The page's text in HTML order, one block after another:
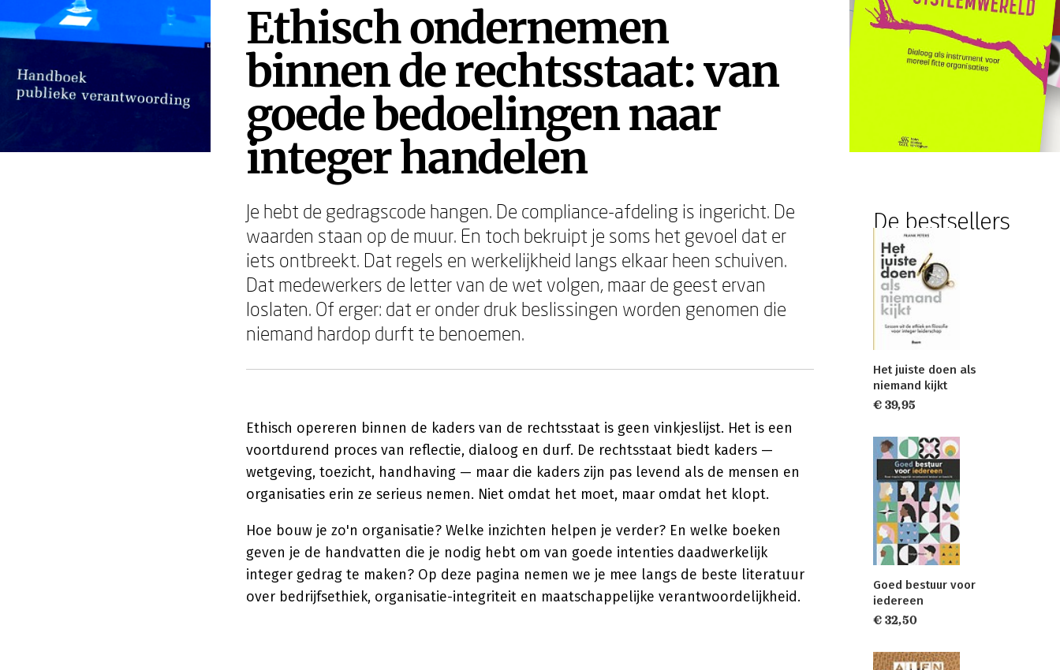
Ethisch ondernemen
binnen de rechtsstaat: van
goede bedoelingen naar
integer handelen
Je hebt de gedragscode hangen. De compliance-afdeling is ingericht. De
waarden staan op de muur. En toch bekruipt je soms het gevoel dat er
iets ontbreekt. Dat regels en werkelijkheid langs elkaar heen schuiven.
Dat medewerkers de letter van de wet volgen, maar de geest ervan
loslaten. Of erger: dat er onder druk beslissingen worden genomen die
niemand hardop durft te benoemen.
Ethisch opereren binnen de kaders van de rechtsstaat is geen vinkjeslijst. Het is een
voortdurend proces van reflectie, dialoog en durf. De rechtsstaat biedt kaders —
wetgeving, toezicht, handhaving — maar die kaders zijn pas levend als de mensen en
organisaties erin ze serieus nemen. Niet omdat het moet, maar omdat het klopt.
Hoe bouw je zo'n organisatie? Welke inzichten helpen je verder? En welke boeken
geven je de handvatten die je nodig hebt om van goede intenties daadwerkelijk
integer gedrag te maken? Op deze pagina nemen we je mee langs de beste literatuur
over bedrijfsethiek, organisatie-integriteit en maatschappelijke verantwoordelijkheid.
De bestsellers
Het juiste doen als
niemand kijkt
€ 39,95
Goed bestuur voor
iedereen
€ 32,50